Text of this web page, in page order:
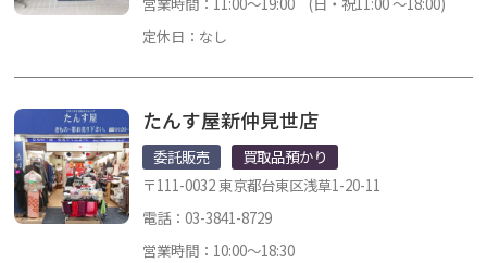
定休日：なし
たんす屋新仲見世店
委託販売
買取品預かり
〒111-0032 東京都台東区浅草1-20-11
電話：03-3841-8729
営業時間：10:00～18:30